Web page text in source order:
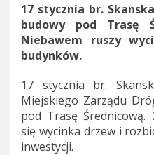
17 stycznia br.
budowy pod Trasę
Niebawem ruszy
budynków.
17 stycznia br.
Miejskiego Zarządu
pod Trasę Średnicową.
się wycinka drzew i
inwestycji.